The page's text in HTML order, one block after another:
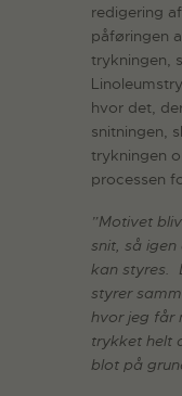
redigering
påføringen
trykningen,
hvor det,
snitningen,
trykningen
processen
”Motivet
snit, så
kan styres.
styrer
hvor jeg får
trykket helt
blot på